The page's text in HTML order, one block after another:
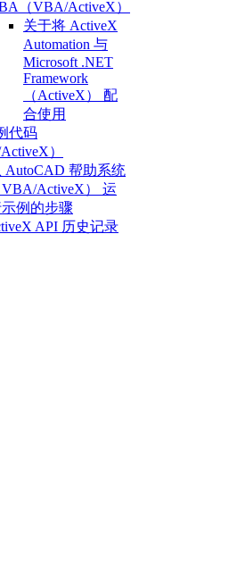
（VBA/ActiveX）
关于将 ActiveX
Automation 与
Microsoft .NET
Framework
（ActiveX） 配
合使用
代码
）
AutoCAD 帮助系统
VBA/ActiveX） 运
例的步骤
API 历史记录